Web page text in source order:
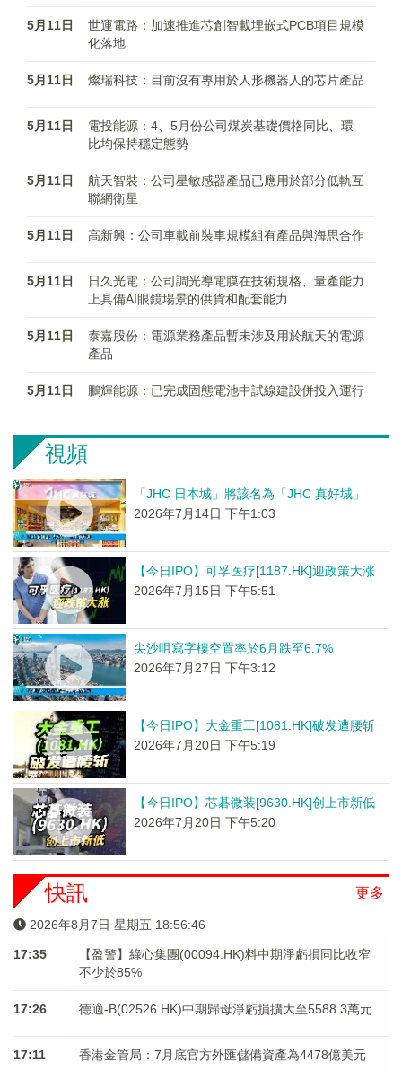
5月11日
世運電路：加速推進芯創智載埋嵌式PCB項目規模
化落地
5月11日 燦瑞科技：目前沒有專用於人形機器人的芯片產品
5月11日
電投能源：4、5月份公司煤炭基礎價格同比、環
比均保持穩定態勢
5月11日
航天智裝：公司星敏感器產品已應用於部分低軌互
聯網衛星
5月11日 高新興：公司車載前裝車規模組有產品與海思合作
5月11日
日久光電：公司調光導電膜在技術規格、量產能力
上具備AI眼鏡場景的供貨和配套能力
5月11日
泰嘉股份：電源業務產品暫未涉及用於航天的電源
產品
5月11日 鵬輝能源：已完成固態電池中試線建設併投入運行
視頻
「JHC 日本城」將該名為「JHC 真好城」
2026年7月14日 下午1:03
【今日IPO】可孚医疗[1187.HK]迎政策大涨
2026年7月15日 下午5:51
尖沙咀寫字樓空置率於6月跌至6.7%
2026年7月27日 下午3:12
【今日IPO】大金重工[1081.HK]破发遭腰斩
2026年7月20日 下午5:19
【今日IPO】芯碁微装[9630.HK]创上市新低
2026年7月20日 下午5:20
更多
快訊
2026年8月7日 星期五 18:56:46
17:35
【盈警】綠心集團(00094.HK)料中期淨虧損同比收窄
不少於85%
17:26 德適-B(02526.HK)中期歸母淨虧損擴大至5588.3萬元
17:11 香港金管局：7月底官方外匯儲備資產為4478億美元